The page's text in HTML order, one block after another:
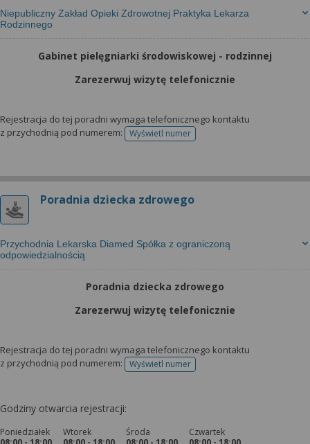
Niepubliczny Zakład Opieki Zdrowotnej Praktyka Lekarza
Rodzinnego
Gabinet pielęgniarki środowiskowej - rodzinnej
Zarezerwuj wizytę telefonicznie
Rejestracja do tej poradni wymaga telefonicznego kontaktu
z przychodnią pod numerem:
Wyświetl numertelefonu do rejestracji
Poradnia dziecka zdrowego
Przychodnia Lekarska Diamed Spółka z ograniczoną
odpowiedzialnością
Poradnia dziecka zdrowego
Zarezerwuj wizytę telefonicznie
Rejestracja do tej poradni wymaga telefonicznego kontaktu
z przychodnią pod numerem:
Wyświetl numertelefonu do rejestracji
Godziny otwarcia rejestracji:
Poniedziałek
Wtorek
Środa
Czwartek